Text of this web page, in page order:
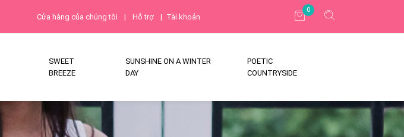
Cửa hàng của chúng tôi | Hỗ trợ | Tài khoản
0
SWEET
BREEZE
SUNSHINE ON A WINTER
DAY
POETIC
COUNTRYSIDE